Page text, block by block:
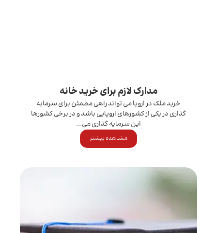
مدارک لازم برای خرید خانه
خرید ملک در اروپا می تواند راهی مطمئن برای سرمایه
گذاری در یکی از کشورهای اروپایی باشد و در برخی کشورها
این سرمایه گذاری می...
مشاهده بیشتر